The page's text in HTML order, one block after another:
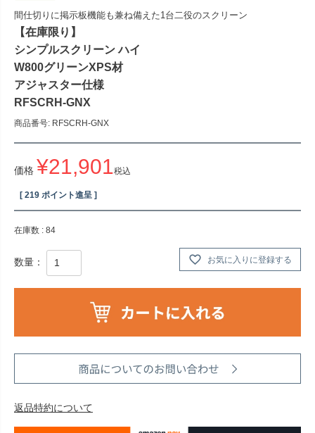
間仕切りに掲示板機能も兼ね備えた1台二役のスクリーン
【在庫限り】
シンプルスクリーン ハイ
W800グリーンXPS材
アジャスター仕様
RFSCRH-GNX
商品番号 RFSCRH-GNX
価格 ¥21,901税込
[ 219 ポイント進呈 ]
在庫数 84
お気に入りに登録する
返品特約について